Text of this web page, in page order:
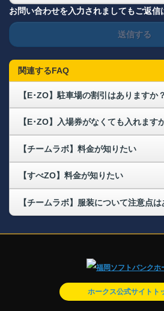
お問い合わせを入力されましてもご返信
送信する
関連するFAQ
【E･ZO】駐車場の割引はありますか？
【E･ZO】入場券がなくても入れます
【チームラボ】料金が知りたい
【すべZO】料金が知りたい
【チームラボ】服装について注意点
ホークス公式サイトト